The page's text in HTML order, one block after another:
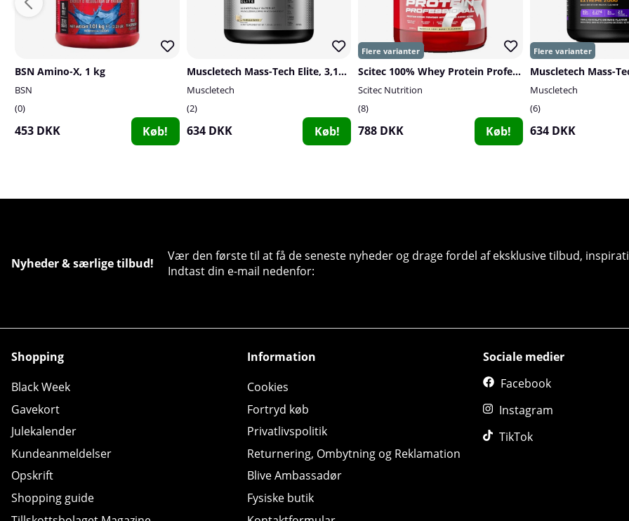
BSN Amino-X, 1 kg
BSN
0
453 DKK Køb!
Muscletech Mass-Tech Elite, 3,18 kg
Muscletech
2
634 DKK Køb!
Scitec 100% Whey Protein Professional, 2350 g
Scitec Nutrition
8
788 DKK Køb!
Muscletech
6
634 DKK
Nyheder & særlige tilbud!
Vær den første til at få de seneste nyheder og drage fordel af eksklusive tilbud,
Indtast din e-mail nedenfor:
Shopping
Black Week
Gavekort
Julekalender
Kundeanmeldelser
Opskrift
Shopping guide
Information
Cookies
Fortryd køb
Privatlivspolitik
Returnering, Ombytning og Reklamation
Blive Ambassadør
Fysiske butik
Sociale medier
Facebook
Instagram
TikTok